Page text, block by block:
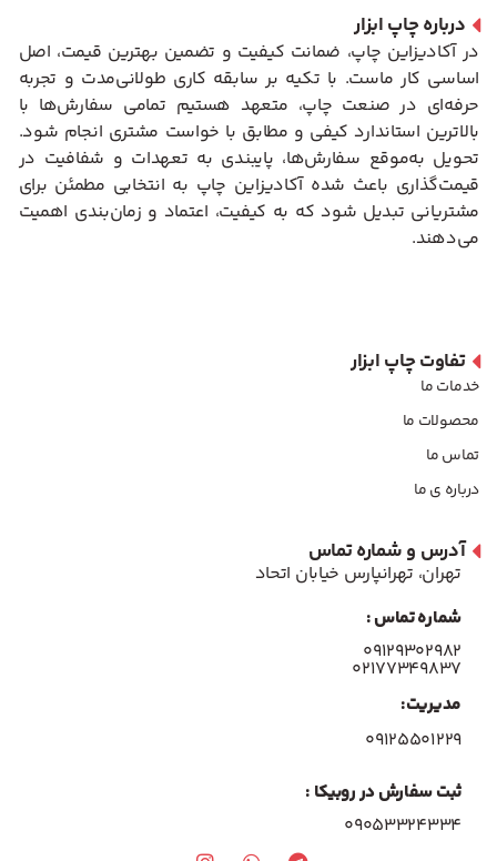
درباره چاپ ابزار
در آکادیزاین چاپ، ضمانت کیفیت و تضمین بهترین قیمت، اصل
اساسی کار ماست. با تکیه بر سابقه کاری طولانی‌مدت و تجربه
حرفه‌ای در صنعت چاپ، متعهد هستیم تمامی سفارش‌ها با
بالاترین استاندارد کیفی و مطابق با خواست مشتری انجام شود.
تحویل به‌موقع سفارش‌ها، پایبندی به تعهدات و شفافیت در
قیمت‌گذاری باعث شده آکادیزاین چاپ به انتخابی مطمئن برای
مشتریانی تبدیل شود که به کیفیت، اعتماد و زمان‌بندی اهمیت
می‌دهند.
تفاوت چاپ ابزار
خدمات ما
محصولات ما
تماس ما
درباره ی ما
آدرس و شماره تماس
تهران، تهرانپارس خیابان اتحاد
شماره تماس :
۰۹۱۲۹۳۰۲۹۸۲
۰۲۱۷۷۳۴۹۸۳۷
مدیریت:
۰۹۱۲۵۵۰۱۲۲۹
ثبت سفارش در روبیکا :
09053324334